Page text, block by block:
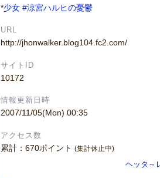
*少女 #涼宮ハルヒの憂鬱
URL
http://jhonwalker.blog104.fc2.com/
サイトID
10172
情報更新日時
2007/11/05(Mon) 00:35
アクセス数
累計：670ポイント (集計休止中)
ヘッタ～